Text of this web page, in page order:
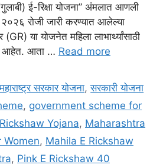
ई-रिक्षा योजना” अंमलात आणली
रोजी जारी करण्यात आलेल्या
(GR) या योजनेत महिला लाभार्थ्यांसाठी
आहेत. आता … Read more
महाराष्ट्र सरकार योजना,सरकारी योजना
, government scheme for
Yojana, Maharashtra
Women, Mahila E Rickshaw
, Pink E Rickshaw 40